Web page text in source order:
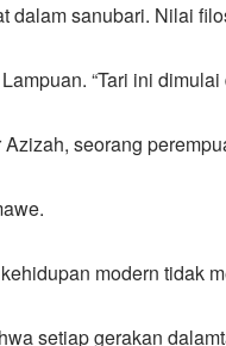
dalam sanubari. Nilai
“Tari ini
seorang
modern tidak
setiap gerakan